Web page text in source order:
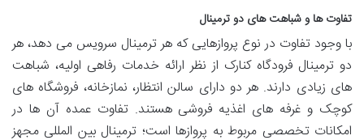
تفاوت ها و شباهت های دو ترمینال
با وجود تفاوت در نوع پروازهایی که هر ترمینال سرویس می دهد، هر
دو ترمینال فرودگاه کنارک از نظر ارائه خدمات رفاهی اولیه، شباهت
های زیادی دارند. هر دو دارای سالن انتظار، نمازخانه، فروشگاه های
کوچک و غرفه های اغذیه فروشی هستند. تفاوت عمده آن ها در
امکانات تخصصی مربوط به پروازها است؛ ترمینال بین المللی مجهز